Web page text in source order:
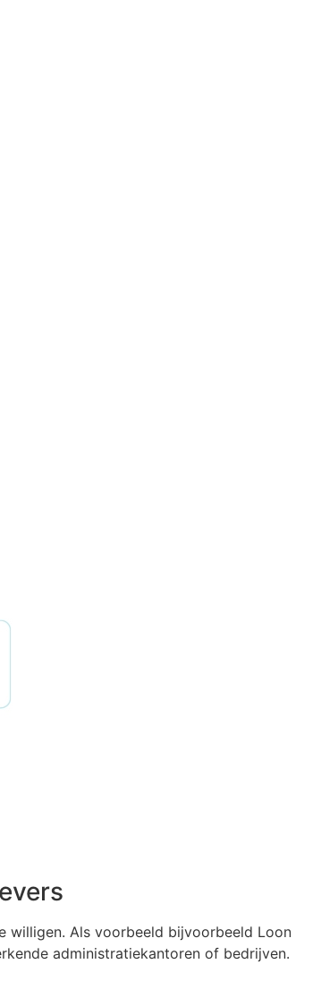
willigen. Als voorbeeld bijvoorbeeld Loon
administratiekantoren of bedrijven.